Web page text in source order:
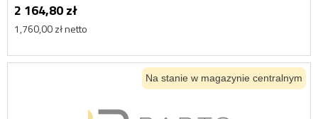
2 164,80 zł
1,760,00 zł netto
Na stanie w magazynie centralnym